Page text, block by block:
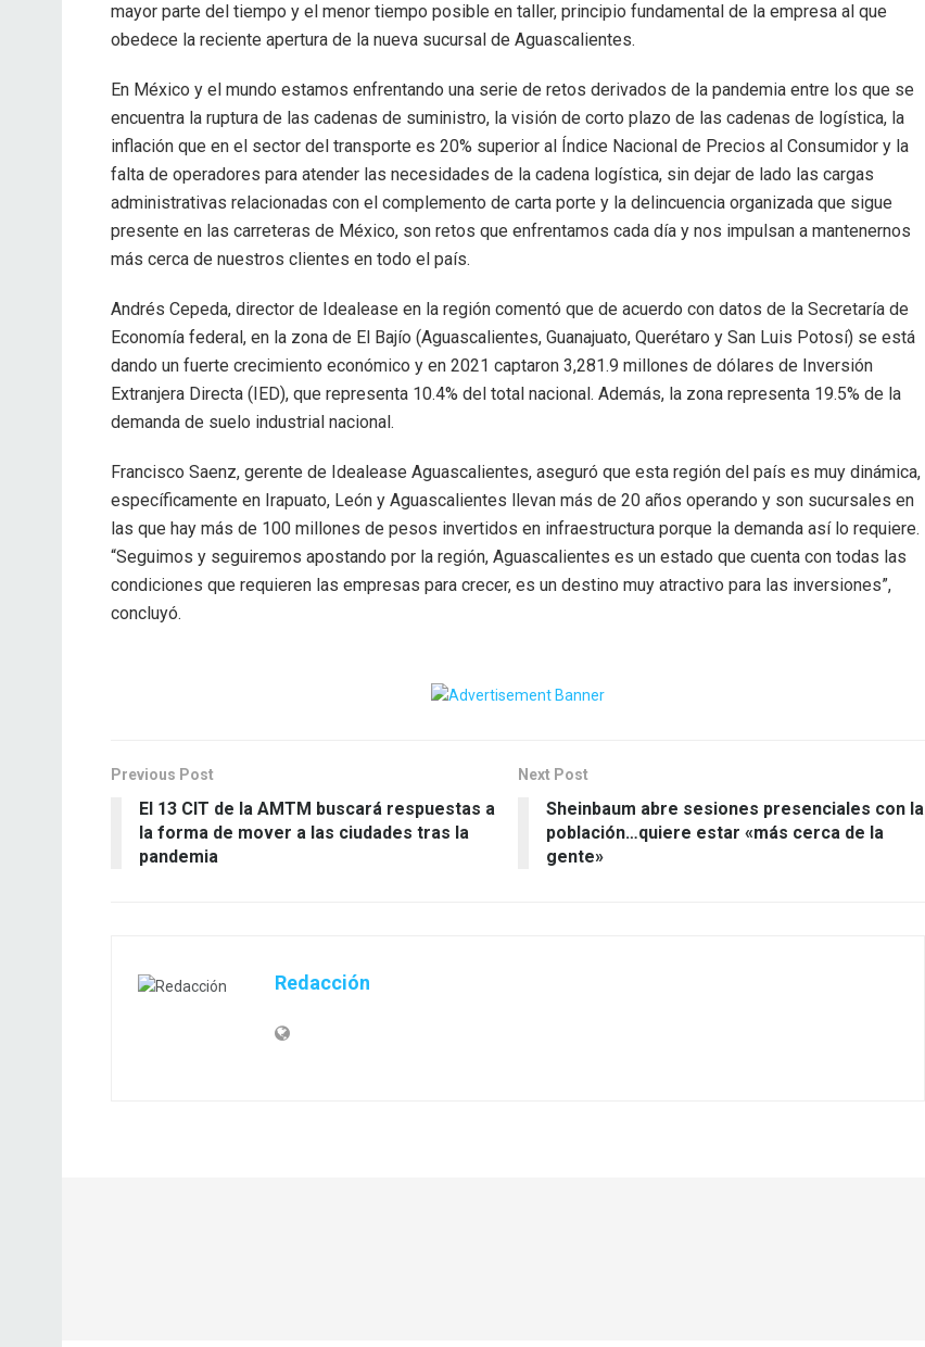
mayor parte del tiempo y el menor tiempo posible en taller, principio fundamental de la empresa al que
obedece la reciente apertura de la nueva sucursal de Aguascalientes.
En México y el mundo estamos enfrentando una serie de retos derivados de la pandemia entre los que se
encuentra la ruptura de las cadenas de suministro, la visión de corto plazo de las cadenas de logística, la
inflación que en el sector del transporte es 20% superior al Índice Nacional de Precios al Consumidor y la
falta de operadores para atender las necesidades de la cadena logística, sin dejar de lado las cargas
administrativas relacionadas con el complemento de carta porte y la delincuencia organizada que sigue
presente en las carreteras de México, son retos que enfrentamos cada día y nos impulsan a mantenernos
más cerca de nuestros clientes en todo el país.
Andrés Cepeda, director de Idealease en la región comentó que de acuerdo con datos de la Secretaría de
Economía federal, en la zona de El Bajío (Aguascalientes, Guanajuato, Querétaro y San Luis Potosí) se está
dando un fuerte crecimiento económico y en 2021 captaron 3,281.9 millones de dólares de Inversión
Extranjera Directa (IED), que representa 10.4% del total nacional. Además, la zona representa 19.5% de la
demanda de suelo industrial nacional.
Francisco Saenz, gerente de Idealease Aguascalientes, aseguró que esta región del país es muy dinámica,
específicamente en Irapuato, León y Aguascalientes llevan más de 20 años operando y son sucursales en
las que hay más de 100 millones de pesos invertidos en infraestructura porque la demanda así lo requiere.
“Seguimos y seguiremos apostando por la región, Aguascalientes es un estado que cuenta con todas las
condiciones que requieren las empresas para crecer, es un destino muy atractivo para las inversiones”,
concluyó.
Previous Post
El 13 CIT de la AMTM buscará respuestas a
la forma de mover a las ciudades tras la
pandemia
Next Post
Sheinbaum abre sesiones presenciales con la
población…quiere estar «más cerca de la
gente»
Redacción